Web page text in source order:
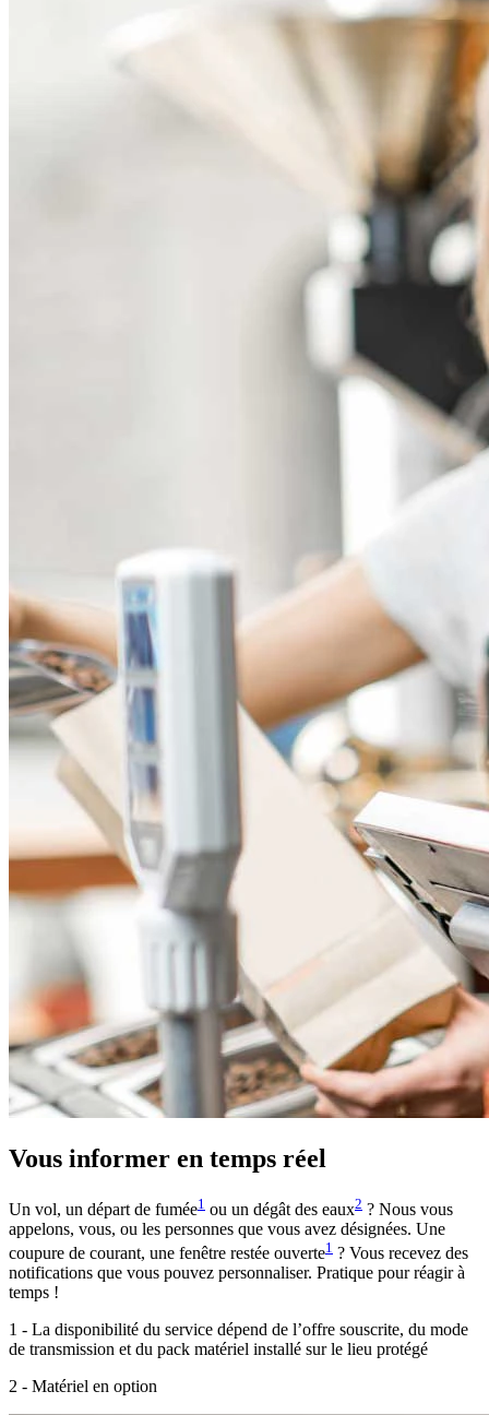
Vous informer en temps réel
Un vol, un départ de fumée1 ou un dégât des eaux2 ? Nous vous
appelons, vous, ou les personnes que vous avez désignées. Une
coupure de courant, une fenêtre restée ouverte1 ? Vous recevez des
notifications que vous pouvez personnaliser. Pratique pour réagir à
temps !
1 - La disponibilité du service dépend de l’offre souscrite, du mode
de transmission et du pack matériel installé sur le lieu protégé
2 - Matériel en option